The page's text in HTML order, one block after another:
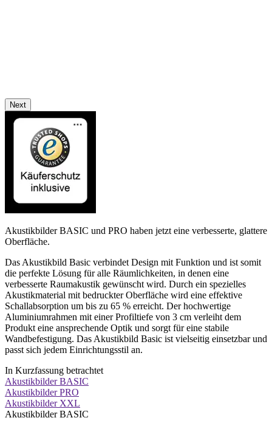
Next
Akustikbilder BASIC und PRO haben jetzt eine verbesserte, glattere
Oberfläche.
Das Akustikbild Basic verbindet Design mit Funktion und ist somit
die perfekte Lösung für alle Räumlichkeiten, in denen eine
verbesserte Raumakustik gewünscht wird. Durch ein spezielles
Akustikmaterial mit bedruckter Oberfläche wird eine effektive
Schallabsorption um bis zu 65 % erreicht. Der hochwertige
Aluminiumrahmen mit einer Profiltiefe von 3 cm verleiht dem
Produkt eine ansprechende Optik und sorgt für eine stabile
Wandbefestigung. Das Akustikbild Basic ist vielseitig einsetzbar und
passt sich jedem Einrichtungsstil an.
In Kurzfassung betrachtet
Akustikbilder BASIC
Akustikbilder PRO
Akustikbilder XXL
Akustikbilder BASIC